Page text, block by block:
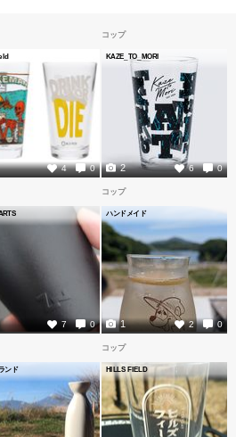
4 0
コップ
KAZE_TO_MORI
6 0
2
7 0
コップ
ハンドメイド
2 0
1
ンド
コップ
HILLS FIELD